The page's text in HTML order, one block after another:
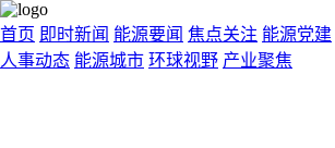
首页 即时新闻 能源要闻 焦点关注 能源党建
人事动态 能源城市 环球视野 产业聚焦